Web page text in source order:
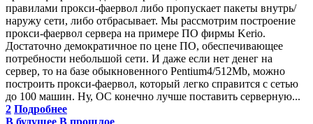
правилами прокси-фаервол либо пропускает пакеты внутрь/
наружу сети, либо отбрасывает. Мы рассмотрим построение
прокси-фаервол сервера на примере ПО фирмы Kerio.
Достаточно демократичное по цене ПО, обеспечивающее
потребности небольшой сети. И даже если нет денег на
сервер, то на базе обыкновенного Pentium4/512Mb, можно
построить прокси-фаервол, который легко справится с сетью
до 100 машин. Ну, ОС конечно лучше поставить серверную...
2 Подробнее
В будущее В прошлое